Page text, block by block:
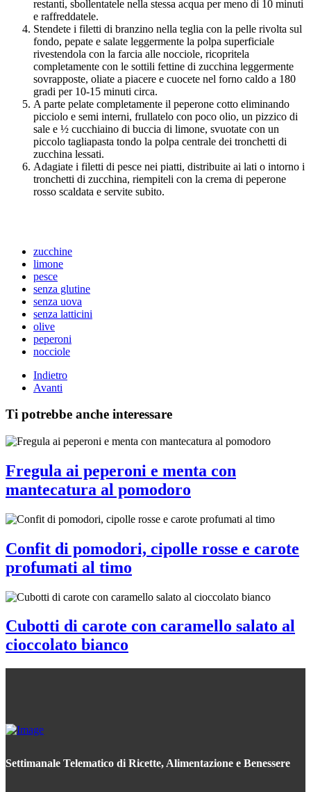
restanti, sbollentatele nella stessa acqua per meno di 10 minuti
e raffreddatele.
Stendete i filetti di branzino nella teglia con la pelle rivolta sul
fondo, pepate e salate leggermente la polpa superficiale
rivestendola con la farcia alle nocciole, ricopritela
completamente con le sottili fettine di zucchina leggermente
sovrapposte, oliate a piacere e cuocete nel forno caldo a 180
gradi per 10-15 minuti circa.
A parte pelate completamente il peperone cotto eliminando
picciolo e semi interni, frullatelo con poco olio, un pizzico di
sale e ½ cucchiaino di buccia di limone, svuotate con un
piccolo tagliapasta tondo la polpa centrale dei tronchetti di
zucchina lessati.
Adagiate i filetti di pesce nei piatti, distribuite ai lati o intorno i
tronchetti di zucchina, riempiteli con la crema di peperone
rosso scaldata e servite subito.
zucchine
limone
pesce
senza glutine
senza uova
senza latticini
olive
peperoni
nocciole
Indietro
Avanti
Ti potrebbe anche interessare
Fregula ai peperoni e menta con
mantecatura al pomodoro
Confit di pomodori, cipolle rosse e carote
profumati al timo
Cubotti di carote con caramello salato al
cioccolato bianco
Settimanale Telematico di Ricette, Alimentazione e Benessere